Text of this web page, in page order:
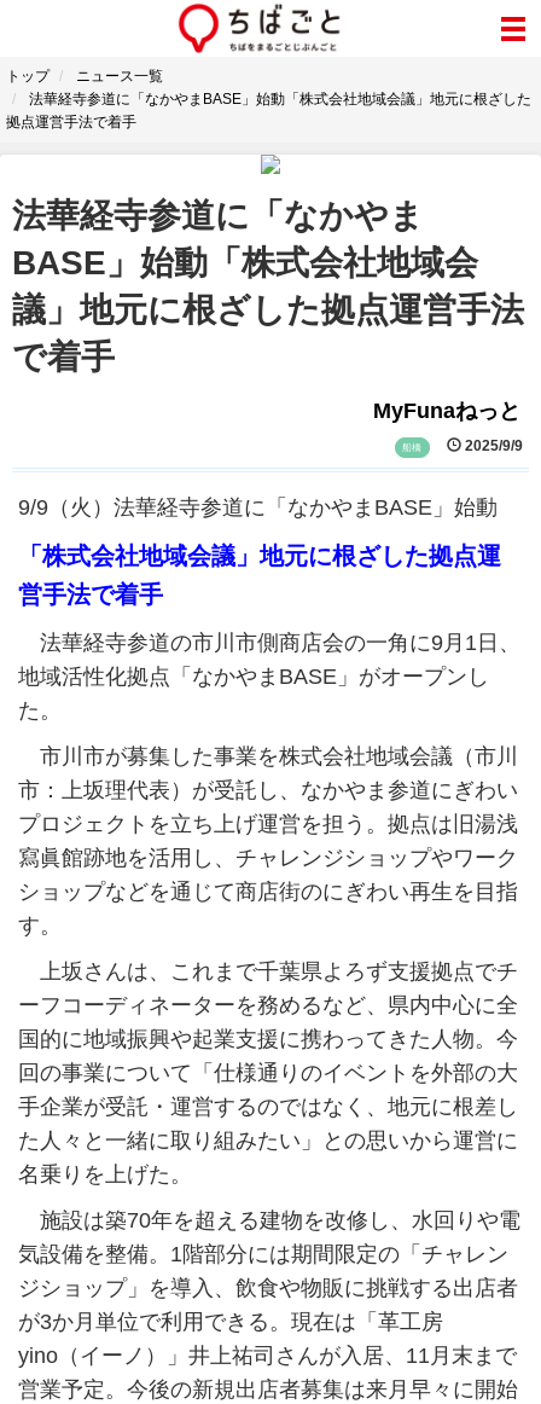
トップ
ニュース一覧
法華経寺参道に「なかやまBASE」始動「株式会社地域会議」地元に根ざした
拠点運営手法で着手
法華経寺参道に「なかやま
BASE」始動「株式会社地域会
議」地元に根ざした拠点運営手法
で着手
MyFunaねっと
船橋 2025/9/9
9/9（火）法華経寺参道に「なかやまBASE」始動
「株式会社地域会議」地元に根ざした拠点運
営手法で着手
法華経寺参道の市川市側商店会の一角に9月1日、
地域活性化拠点「なかやまBASE」がオープンし
た。
市川市が募集した事業を株式会社地域会議（市川
市：上坂理代表）が受託し、なかやま参道にぎわい
プロジェクトを立ち上げ運営を担う。拠点は旧湯浅
寫眞館跡地を活用し、チャレンジショップやワーク
ショップなどを通じて商店街のにぎわい再生を目指
す。
上坂さんは、これまで千葉県よろず支援拠点でチ
ーフコーディネーターを務めるなど、県内中心に全
国的に地域振興や起業支援に携わってきた人物。今
回の事業について「仕様通りのイベントを外部の大
手企業が受託・運営するのではなく、地元に根差し
た人々と一緒に取り組みたい」との思いから運営に
名乗りを上げた。
施設は築70年を超える建物を改修し、水回りや電
気設備を整備。1階部分には期間限定の「チャレン
ジショップ」を導入、飲食や物販に挑戦する出店者
が3か月単位で利用できる。現在は「革工房
yino（イーノ）」井上祐司さんが入居、11月末まで
営業予定。今後の新規出店者募集は来月早々に開始